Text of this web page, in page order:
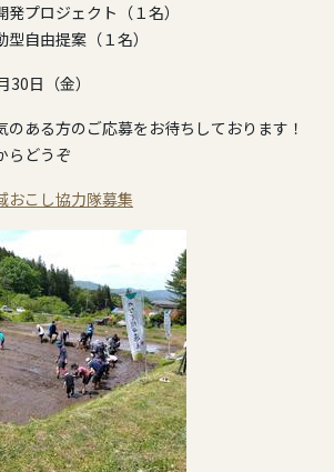
プロジェクト（１名）
自由提案（１名）
日（金）
のある方のご応募をお待ちしております！
らどうぞ
おこし協力隊募集